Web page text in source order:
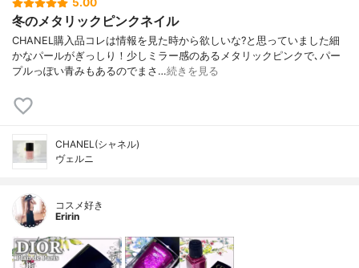
5.00
冬のメタリックピンクネイル
CHANEL購入品コレは情報を見た時から欲しいな?と思っていました細
かなパールがぎっしり！少しミラー感のあるメタリックピンクで､パー
プルっぽい青みもあるのでまさ…続きを見る
CHANEL(シャネル)
ヴェルニ
コスメ好き
Eririn